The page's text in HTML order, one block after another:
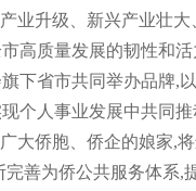
业升级、新兴产业壮
高质量发展的韧性和
下省市共同举办品牌,
个人事业发展中共同
大侨胞、侨企的娘家,
善为侨公共服务体系,